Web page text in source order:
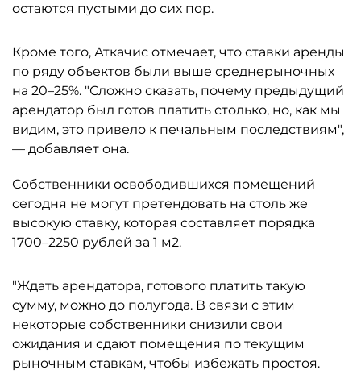
остаются пустыми до сих пор.
Кроме того, Аткачис отмечает, что ставки аренды
по ряду объектов были выше среднерыночных
на 20–25%. "Сложно сказать, почему предыдущий
арендатор был готов платить столько, но, как мы
видим, это привело к печальным последствиям",
— добавляет она.
Собственники освободившихся помещений
сегодня не могут претендовать на столь же
высокую ставку, которая составляет порядка
1700–2250 рублей за 1 м2.
"Ждать арендатора, готового платить такую
сумму, можно до полугода. В связи с этим
некоторые собственники снизили свои
ожидания и сдают помещения по текущим
рыночным ставкам, чтобы избежать простоя.